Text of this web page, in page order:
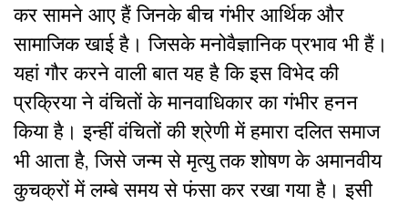
कर सामने आए हैं जिनके बीच गंभीर आर्थिक और
सामाजिक खाई है। जिसके मनोवैज्ञानिक प्रभाव भी हैं।
यहां गौर करने वाली बात यह है कि इस विभेद की
प्रक्रिया ने वंचितों के मानवाधिकार का गंभीर हनन
किया है। इन्हीं वंचितों की श्रेणी में हमारा दलित समाज
भी आता है, जिसे जन्म से मृत्यु तक शोषण के अमानवीय
कुचक्रों में लम्बे समय से फंसा कर रखा गया है। इसी